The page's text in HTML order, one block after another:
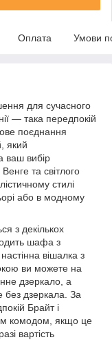
Оплата Умови
для сучасного
— така передпокій
поєднання
який
ваш вибір
та світлого
стилі
або в модному
з декількох
шафа з
вішалка з
ви можете на
дзеркало, а
дзеркала. За
Брайт і
комодом, якщо це
вартість